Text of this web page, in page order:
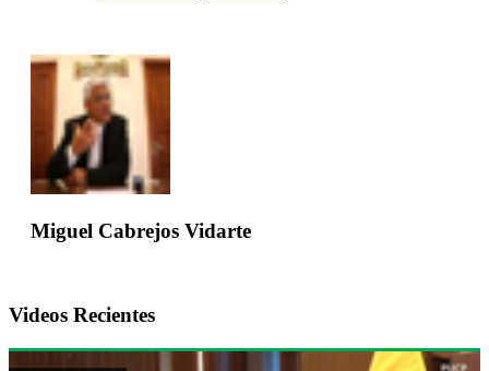
Miguel Cabrejos Vidarte
Videos Recientes